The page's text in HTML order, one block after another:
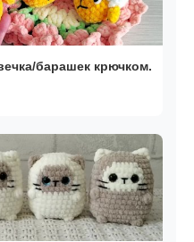
барашек крючком.